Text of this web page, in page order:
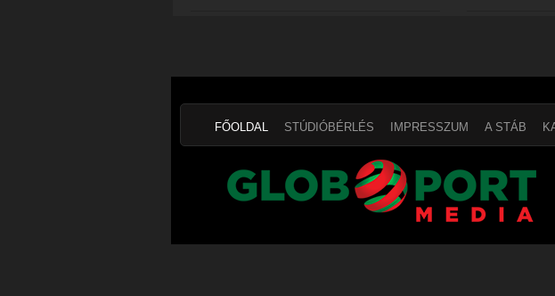
FŐOLDAL STÚDIÓBÉRLÉS IMPRESSZUM A STÁB